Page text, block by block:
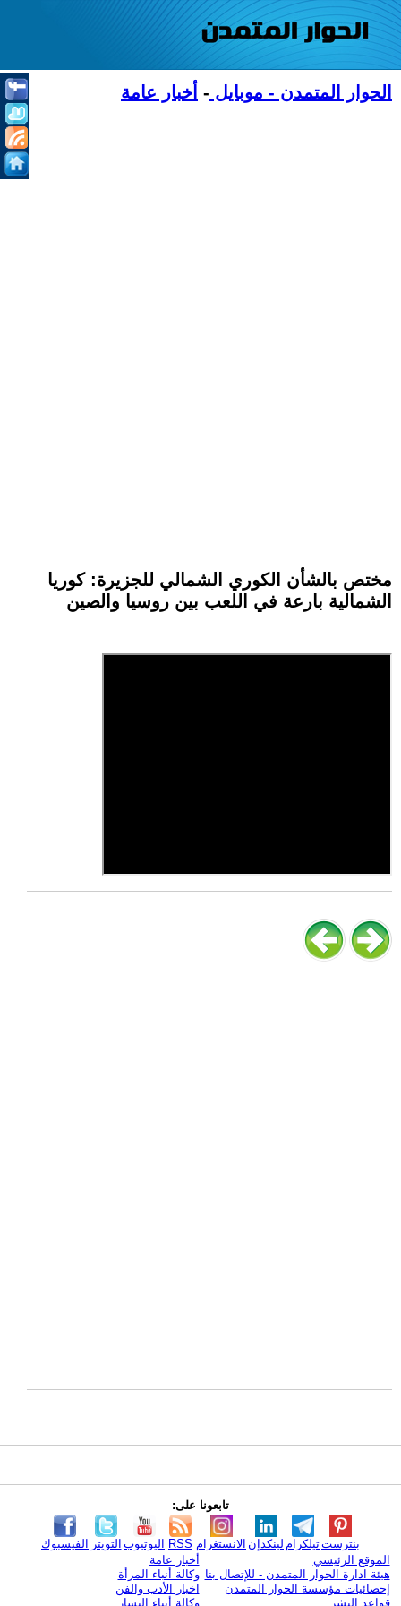
الحوار المتمدن - موبايل - أخبار عامة
مختص بالشأن الكوري الشمالي للجزيرة: كوريا
الشمالية بارعة في اللعب بين روسيا والصين
تابعونا على:
الفيسبوك التويتر اليوتيوب RSS الانستغرام لينكدإن تيلكرامبنترست
الموقع الرئيسي
هيئة ادارة الحوار المتمدن - للإتصال بنا
إحصائيات مؤسسة الحوار المتمدن
قواعد النشر
أخبار عامة
وكالة أنباء المرأة
اخبار الأدب والفن
وكالة أنباء اليسار